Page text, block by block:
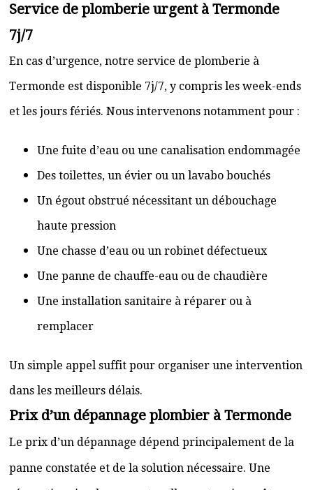
Service de plomberie urgent à Termonde
7j/7
En cas d’urgence, notre service de plomberie à
Termonde est disponible 7j/7, y compris les week-ends
et les jours fériés. Nous intervenons notamment pour :
Une fuite d’eau ou une canalisation endommagée
Des toilettes, un évier ou un lavabo bouchés
Un égout obstrué nécessitant un débouchage
haute pression
Une chasse d’eau ou un robinet défectueux
Une panne de chauffe-eau ou de chaudière
Une installation sanitaire à réparer ou à
remplacer
Un simple appel suffit pour organiser une intervention
dans les meilleurs délais.
Prix d’un dépannage plombier à Termonde
Le prix d’un dépannage dépend principalement de la
panne constatée et de la solution nécessaire. Une